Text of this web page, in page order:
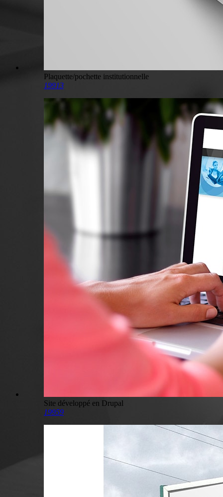
Plaquette/pochette institutionnelle
19913
Site développé en Drupal
19959